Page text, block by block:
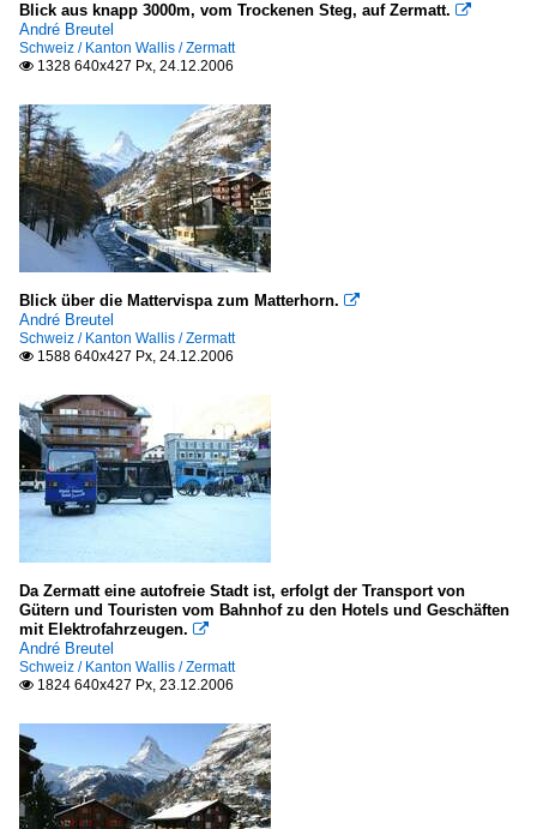
Blick aus knapp 3000m, vom Trockenen Steg, auf Zermatt. 
André Breutel
Schweiz / Kanton Wallis / Zermatt
 1328 640x427 Px, 24.12.2006
Blick über die Mattervispa zum Matterhorn. 
André Breutel
Schweiz / Kanton Wallis / Zermatt
 1588 640x427 Px, 24.12.2006
Da Zermatt eine autofreie Stadt ist, erfolgt der Transport von
Gütern und Touristen vom Bahnhof zu den Hotels und Geschäften
mit Elektrofahrzeugen. 
André Breutel
Schweiz / Kanton Wallis / Zermatt
 1824 640x427 Px, 23.12.2006